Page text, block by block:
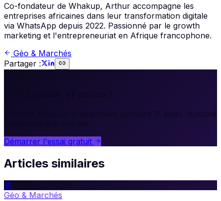
Co-fondateur de Whakup, Arthur accompagne les
entreprises africaines dans leur transformation digitale
via WhatsApp depuis 2022. Passionné par le growth
marketing et l'entrepreneuriat en Afrique francophone.
Géo & Marchés
Partager :
Essayez Whakup gratuitement pendant 15 jours. Aucune
Démarrer l'essai gratuit
Articles similaires
💬
Géo & Marchés